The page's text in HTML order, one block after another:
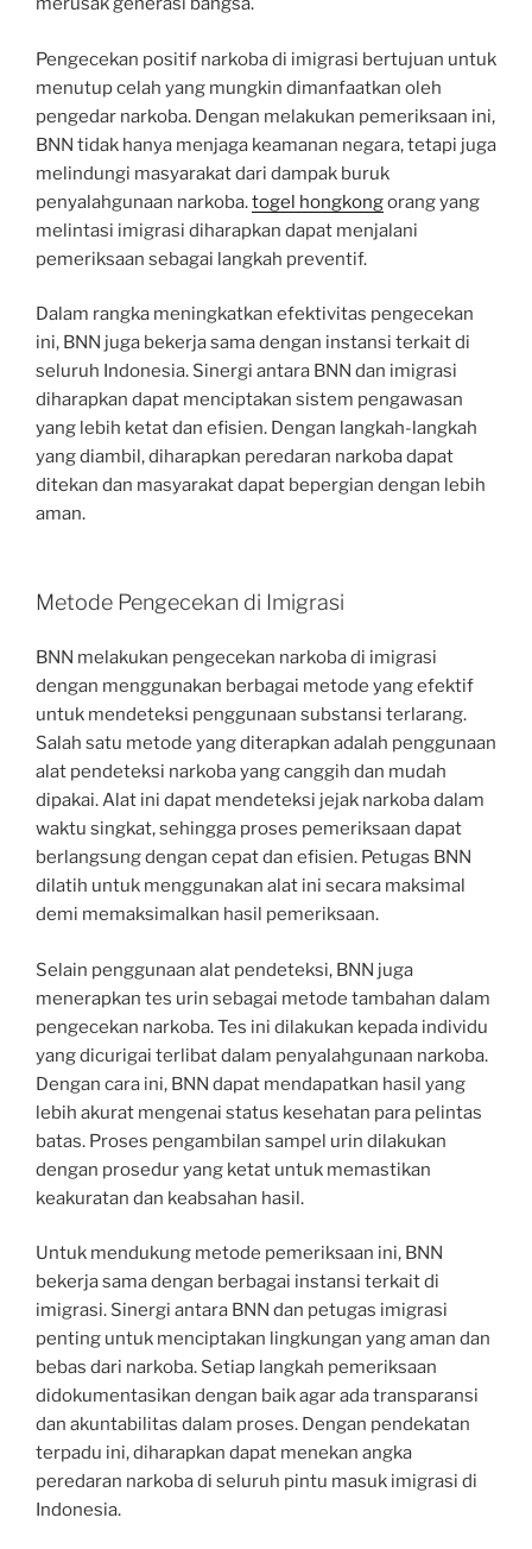
Pengecekan positif narkoba di imigrasi bertujuan untuk
menutup celah yang mungkin dimanfaatkan oleh
pengedar narkoba. Dengan melakukan pemeriksaan ini,
BNN tidak hanya menjaga keamanan negara, tetapi juga
melindungi masyarakat dari dampak buruk
penyalahgunaan narkoba.togel hongkongorang yang
melintasi imigrasi diharapkan dapat menjalani
pemeriksaan sebagai langkah preventif.
Dalam rangka meningkatkan efektivitas pengecekan
ini, BNN juga bekerja sama dengan instansi terkait di
seluruh Indonesia. Sinergi antara BNN dan imigrasi
diharapkan dapat menciptakan sistem pengawasan
yang lebih ketat dan efisien. Dengan langkah-langkah
yang diambil, diharapkan peredaran narkoba dapat
ditekan dan masyarakat dapat bepergian dengan lebih
aman.
Metode Pengecekan di Imigrasi
BNN melakukan pengecekan narkoba di imigrasi
dengan menggunakan berbagai metode yang efektif
untuk mendeteksi penggunaan substansi terlarang.
Salah satu metode yang diterapkan adalah penggunaan
alat pendeteksi narkoba yang canggih dan mudah
dipakai. Alat ini dapat mendeteksi jejak narkoba dalam
waktu singkat, sehingga proses pemeriksaan dapat
berlangsung dengan cepat dan efisien. Petugas BNN
dilatih untuk menggunakan alat ini secara maksimal
demi memaksimalkan hasil pemeriksaan.
Selain penggunaan alat pendeteksi, BNN juga
menerapkan tes urin sebagai metode tambahan dalam
pengecekan narkoba. Tes ini dilakukan kepada individu
yang dicurigai terlibat dalam penyalahgunaan narkoba.
Dengan cara ini, BNN dapat mendapatkan hasil yang
lebih akurat mengenai status kesehatan para pelintas
batas. Proses pengambilan sampel urin dilakukan
dengan prosedur yang ketat untuk memastikan
keakuratan dan keabsahan hasil.
Untuk mendukung metode pemeriksaan ini, BNN
bekerja sama dengan berbagai instansi terkait di
imigrasi. Sinergi antara BNN dan petugas imigrasi
penting untuk menciptakan lingkungan yang aman dan
bebas dari narkoba. Setiap langkah pemeriksaan
didokumentasikan dengan baik agar ada transparansi
dan akuntabilitas dalam proses. Dengan pendekatan
terpadu ini, diharapkan dapat menekan angka
peredaran narkoba di seluruh pintu masuk imigrasi di
Indonesia.